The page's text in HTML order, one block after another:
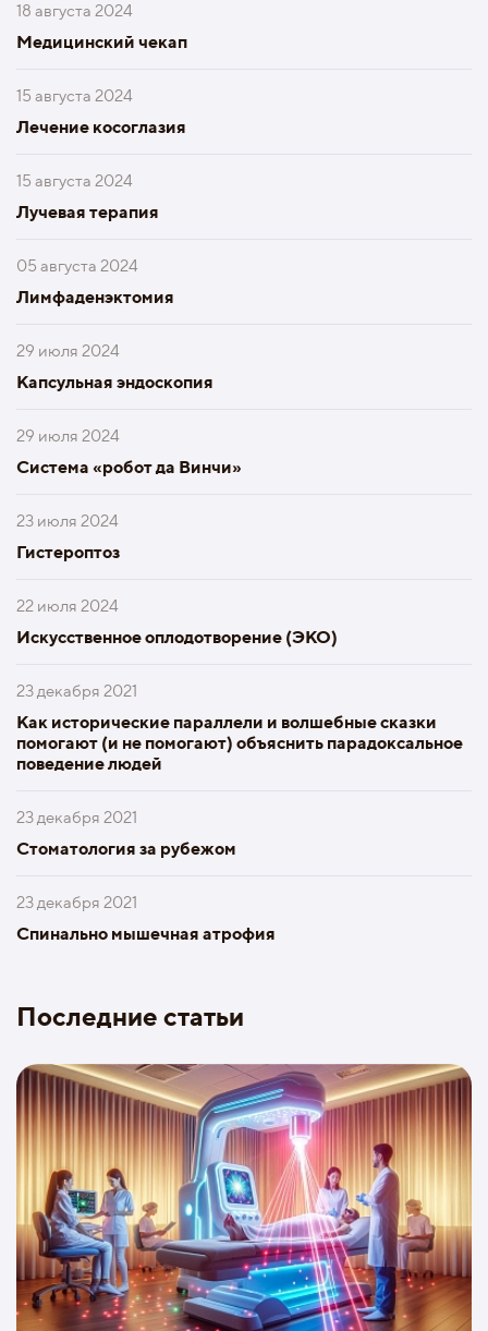
18 августа 2024
Медицинский чекап
15 августа 2024
Лечение косоглазия
15 августа 2024
Лучевая терапия
05 августа 2024
Лимфаденэктомия
29 июля 2024
Капсульная эндоскопия
29 июля 2024
Система «робот да Винчи»
23 июля 2024
Гистероптоз
22 июля 2024
Искусственное оплодотворение (ЭКО)
23 декабря 2021
Как исторические параллели и волшебные сказки
помогают (и не помогают) объяснить парадоксальное
поведение людей
23 декабря 2021
Стоматология за рубежом
23 декабря 2021
Спинально мышечная атрофия
Последние статьи